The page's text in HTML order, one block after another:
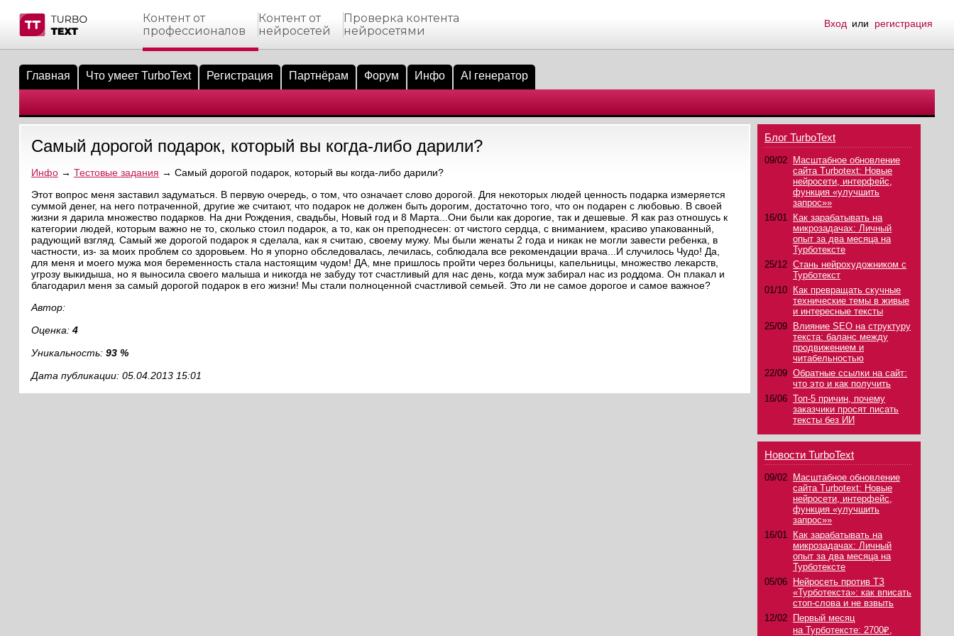
материалы
биржи
пользователи
на сайте
пользователей
сообщения
по форуму
Контент от
профессионалов
Контент от
нейросетей
Проверка контента
нейросетями
Вход или регистрация
Главная Что умеет TurboText Регистрация Партнёрам Форум Инфо AI генератор
Самый дорогой подарок, который вы когда-либо дарили?
Инфо→ Тестовые задания → Самый дорогой подарок, который вы когда-либо дарили?
Этот вопрос меня заставил задуматься. В первую очередь, о том, что означает слово дорогой. Для некоторых людей ценность подарка измеряется
суммой денег, на него потраченной, другие же считают, что подарок не должен быть дорогим, достаточно того, что он подарен с любовью. В своей
жизни я дарила множество подарков. На дни Рождения, свадьбы, Новый год и 8 Марта...Они были как дорогие, так и дешевые. Я как раз отношусь к
категории людей, которым важно не то, сколько стоил подарок, а то, как он преподнесен: от чистого сердца, с вниманием, красиво упакованный,
радующий взгляд. Самый же дорогой подарок я сделала, как я считаю, своему мужу. Мы были женаты 2 года и никак не могли завести ребенка, в
частности, из- за моих проблем со здоровьем. Но я упорно обследовалась, лечилась, соблюдала все рекомендации врача...И случилось Чудо! Да,
для меня и моего мужа моя беременность стала настоящим чудом! ДА, мне пришлось пройти через больницы, капельницы, множество лекарств,
угрозу выкидыша, но я выносила своего малыша и никогда не забуду тот счастливый для нас день, когда муж забирал нас из роддома. Он плакал и
благодарил меня за самый дорогой подарок в его жизни! Мы стали полноценной счастливой семьей. Это ли не самое дорогое и самое важное?
Автор:
Оценка: 4
Уникальность: 93 %
Дата публикации: 05.04.2013 15:01
Блог TurboText
09/02
Масштабное обновление
сайта Turbotext: Новые
нейросети, интерфейс,
функция «улучшить
запрос»»
16/01
Как зарабатывать на
микрозадачах: Личный
опыт за два месяца на
Турботексте
25/12 Стань нейрохудожником с
Турботекст
01/10
Как превращать скучные
технические темы в живые
и интересные тексты
25/09
Влияние SEO на структуру
текста: баланс между
продвижением и
читабельностью
22/09 Обратные ссылки на сайт:
что это и как получить
16/06 Топ-5 причин, почему
заказчики просят писать
тексты без ИИ
Новости TurboText
09/02
Масштабное обновление
сайта Turbotext: Новые
нейросети, интерфейс,
функция «улучшить
запрос»»
16/01
Как зарабатывать на
микрозадачах: Личный
опыт за два месяца на
Турботексте
05/06
Нейросеть против ТЗ
«Турботекста»: как вписать
стоп-слова и не взвыть
12/02
Первый месяц
на Турботексте: 2700₽,